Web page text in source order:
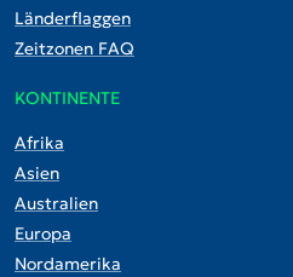
Länderflaggen
Zeitzonen FAQ
KONTINENTE
Afrika
Asien
Australien
Europa
Nordamerika